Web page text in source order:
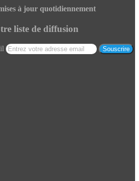
à jour quotidiennement
liste de diffusion